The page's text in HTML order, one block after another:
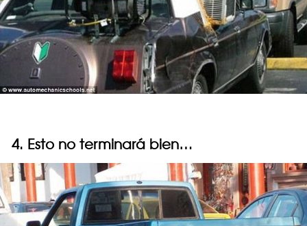
4. Esto no terminará bien…